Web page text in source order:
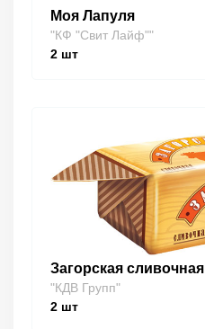
Моя Лапуля
"КФ "Свит Лайф""
2 шт
Загорская сливочная
"КДВ Групп"
2 шт